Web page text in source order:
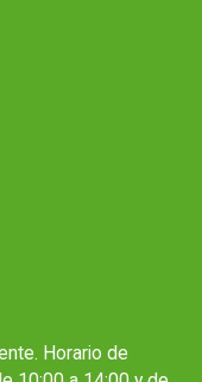
Horario de